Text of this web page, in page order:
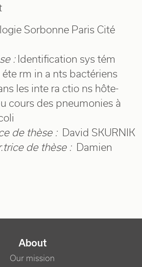
Sorbonne Paris Cité
: Identification sys tém
rm in a nts bactériens
les inte ra ctio ns hôte-
cours des pneumonies à
de thèse : David SKURNIK
de thèse : Damien
About
Our mission